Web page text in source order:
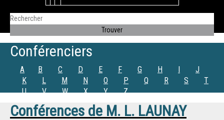
Conférenciers
A B C D E F G H I
J
K
L M N O P Q R S
T
U
V W X Y Z
Conférences de M. L. LAUNAY